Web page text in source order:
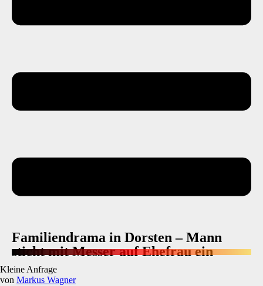
Familiendrama in Dorsten – Mann
sticht mit Messer auf Ehefrau ein
Kleine Anfrage
von Markus Wagner